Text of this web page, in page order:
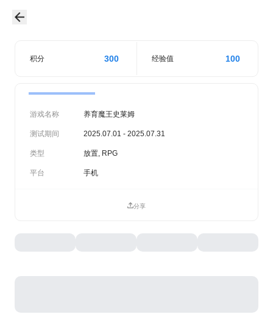
积分 300 经验值 100
游戏名称 养育魔王史莱姆
测试期间 2025.07.01 - 2025.07.31
类型 放置, RPG
平台 手机
分享